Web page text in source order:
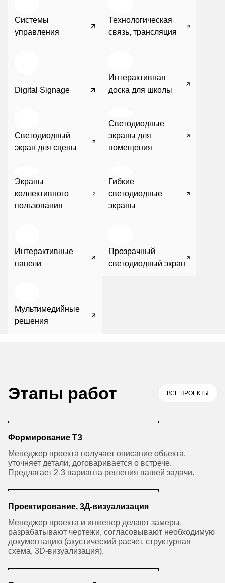
Системы
управления
Технологическая
связь, трансляция
Digital Signage
Интерактивная
доска для школы
Светодиодный
экран для сцены
Светодиодные
экраны для
помещения
Экраны
коллективного
пользования
Гибкие
светодиодные
экраны
Интерактивные
панели
Прозрачный
светодиодный экран
Мультимедийные
решения
Этапы работ ВСЕ ПРОЕКТЫ
Формирование ТЗ
Менеджер проекта получает описание объекта,
уточняет детали, договаривается о встрече.
Предлагает 2-3 варианта решения вашей задачи.
Проектирование, 3Д-визуализация
Менеджер проекта и инженер делают замеры,
разрабатывают чертежи, согласовывают необходимую
документацию (акустический расчет, структурная
схема, 3D-визуализация).